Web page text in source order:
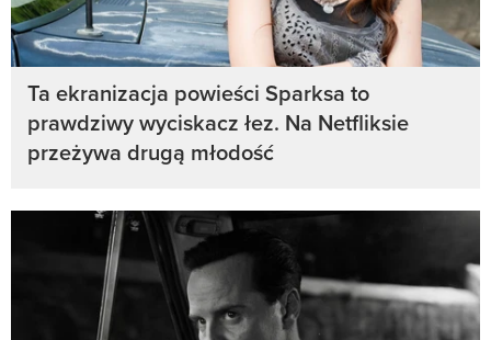
Ta ekranizacja powieści Sparksa to
prawdziwy wyciskacz łez. Na Netfliksie
przeżywa drugą młodość